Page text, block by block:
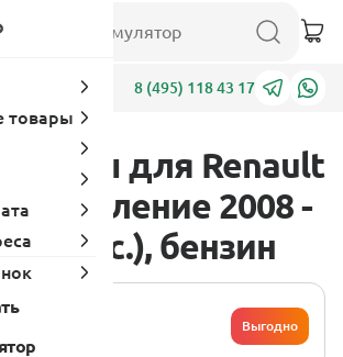
8 (495) 118 43 17
для Renault
поколение 2008 -
л.с.), бензин
Выгодно
товары